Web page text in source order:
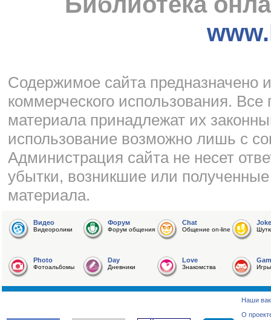
Cодержимое сайта предназначено
коммерческого использования.
материала принадлежат их
использование возможно лишь с
Администрация сайта не несет
убытки, возникшие или
материала.
Видео
Видеоролики
Форум
Форум общения
Chat
Общение on-line
Joke
Photo
Фотоальбомы
Day
Дневники
Love
Знакомства Игры
Наши
О